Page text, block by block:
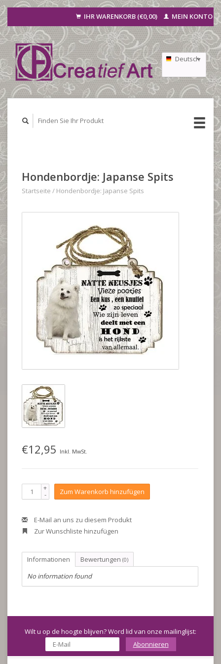
IHR WARENKORB (€0,00) MEIN KONTO
Deutsch
Nederlands
Hondenbordje: Japanse Spits
Startseite / Hondenbordje: Japanse Spits
€12,95 Inkl. MwSt.
+
- Zum Warenkorb hinzufügen
E-Mail an uns zu diesem Produkt
Zur Wunschliste hinzufügen
Informationen Bewertungen (0)
No information found
Wilt u op de hoogte blijven? Word lid van onze mailinglijst:
Abonnieren